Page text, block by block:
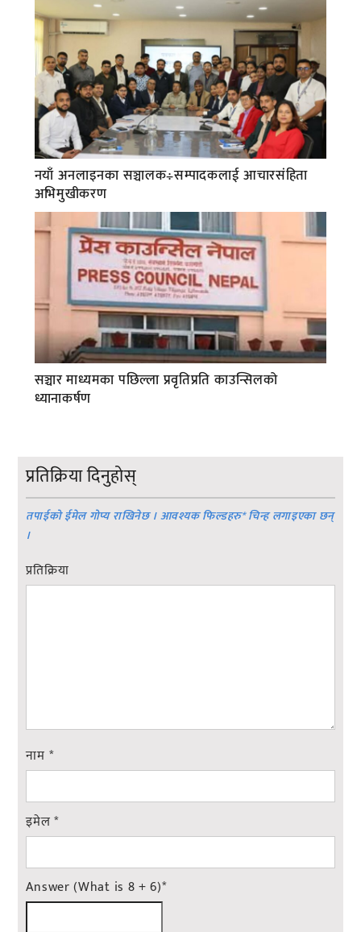
नयाँ अनलाइनका सञ्चालक÷सम्पादकलाई आचारसंहिता
अभिमुखीकरण
सञ्चार माध्यमका पछिल्ला प्रवृतिप्रति काउन्सिलको
ध्यानाकर्षण
प्रतिक्रिया दिनुहोस्
तपाईको ईमेल गोप्य राखिनेछ । आवश्यक फिल्डहरु*चिन्ह लगाइएका छन्
।
प्रतिक्रिया
नाम *
इमेल*
Answer (What is 8 + 6)*